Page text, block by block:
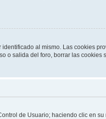
al mismo. Las cookies
o salida del foro, borrar las cookies
de Usuario; haciendo clic en